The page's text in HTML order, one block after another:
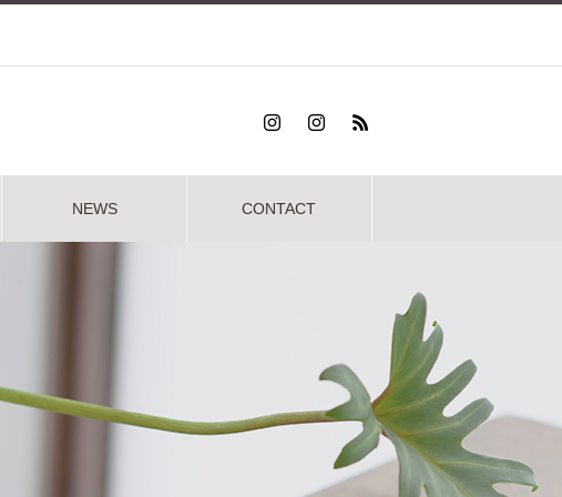
NEWS CONTACT